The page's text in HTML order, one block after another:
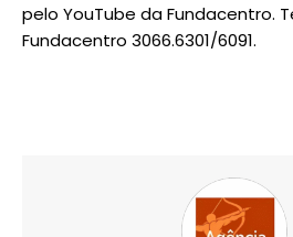
pelo YouTube da Fundacentro.
Fundacentro 3066.6301/6091.